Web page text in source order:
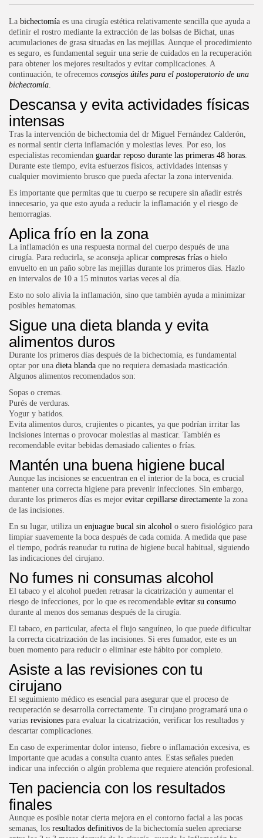
La bichectomía es una cirugía estética relativamente sencilla que ayuda a
definir el rostro mediante la extracción de las bolsas de Bichat, unas
acumulaciones de grasa situadas en las mejillas. Aunque el procedimiento
es seguro, es fundamental seguir una serie de cuidados en la recuperación
para obtener los mejores resultados y evitar complicaciones. A
continuación, te ofrecemos consejos útiles para el postoperatorio de una
bichectomía
Descansa y evita actividades físicas
intensas
Tras la intervención de bichectomia del dr Miguel Fernández Calderón
es normal sentir cierta inflamación y molestias leves. Por eso, los
especialistas recomiendan guardar reposo durante las primeras 48 horas
Durante este tiempo, evita esfuerzos físicos, actividades intensas y
cualquier movimiento brusco que pueda afectar la zona intervenida.
Es importante que permitas que tu cuerpo se recupere sin añadir estrés
innecesario, ya que esto ayuda a reducir la inflamación y el riesgo de
hemorragias.
Aplica frío en la zona
La inflamación es una respuesta normal del cuerpo después de una
cirugía. Para reducirla, se aconseja aplicar compresas frías o hielo
envuelto en un paño sobre las mejillas durante los primeros días. Hazlo
en intervalos de 10 a 15 minutos varias veces al día.
Esto no solo alivia la inflamación, sino que también ayuda a minimizar
posibles hematomas.
Sigue una dieta blanda y evita
alimentos duros
Durante los primeros días después de la bichectomía, es fundamental
optar por una dieta blanda que no requiera demasiada masticación.
Algunos alimentos recomendados son:
Sopas o cremas.
Purés de verduras.
Yogur y batidos.
Evita alimentos duros, crujientes o picantes, ya que podrían irritar las
incisiones internas o provocar molestias al masticar. También es
recomendable evitar bebidas demasiado calientes o frías.
Mantén una buena higiene bucal
Aunque las incisiones se encuentran en el interior de la boca, es crucial
mantener una correcta higiene para prevenir infecciones. Sin embargo,
durante los primeros días es mejor evitar cepillarse directamente la zona
de las incisiones.
En su lugar, utiliza un enjuague bucal sin alcohol o suero fisiológico para
limpiar suavemente la boca después de cada comida. A medida que pase
el tiempo, podrás reanudar tu rutina de higiene bucal habitual, siguiendo
las indicaciones del cirujano.
No fumes ni consumas alcohol
El tabaco y el alcohol pueden retrasar la cicatrización y aumentar el
riesgo de infecciones, por lo que es recomendable evitar su consumo
durante al menos dos semanas después de la cirugía.
El tabaco, en particular, afecta el flujo sanguíneo, lo que puede dificultar
la correcta cicatrización de las incisiones. Si eres fumador, este es un
buen momento para reducir o eliminar este hábito por completo.
Asiste a las revisiones con tu
cirujano
El seguimiento médico es esencial para asegurar que el proceso de
recuperación se desarrolla correctamente. Tu cirujano programará una o
varias revisiones para evaluar la cicatrización, verificar los resultados y
descartar complicaciones.
En caso de experimentar dolor intenso, fiebre o inflamación excesiva, es
importante que acudas a consulta cuanto antes. Estas señales pueden
indicar una infección o algún problema que requiere atención profesional.
Ten paciencia con los resultados
finales
Aunque es posible notar cierta mejora en el contorno facial a las pocas
semanas, los resultados definitivos de la bichectomía suelen apreciarse